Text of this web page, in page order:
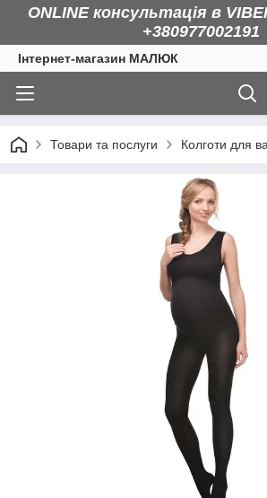
ONLINE консультація в
+380977002191
Інтернет-магазин МАЛЮК
Товари та послуги Колготи для